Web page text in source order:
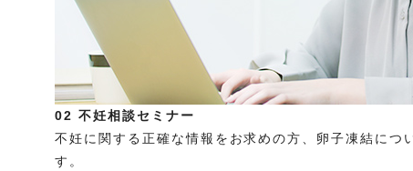
02 不妊相談セミナー
不妊に関する正確な情報をお求めの方、卵子凍結に
す。